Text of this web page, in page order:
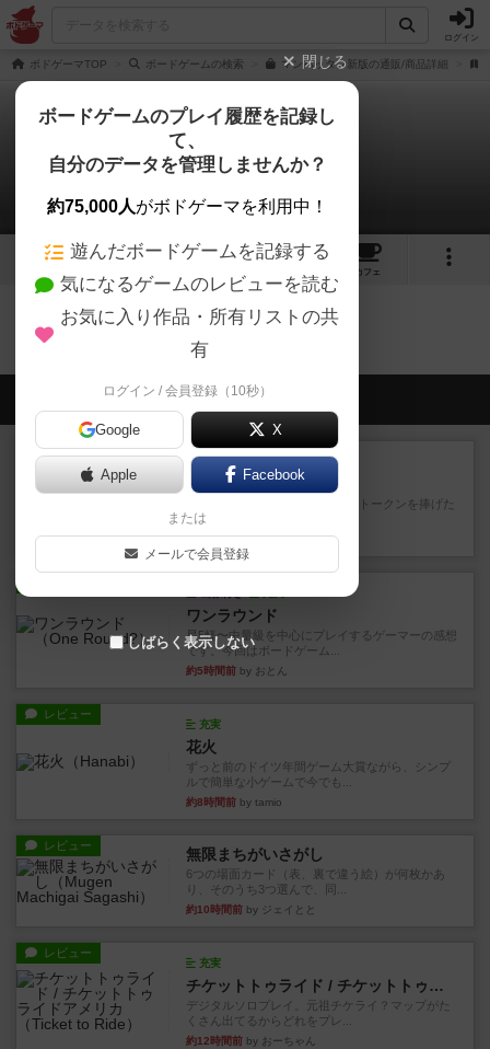
ログイン
ボドゲーマTOP ボードゲームの検索 マンハッタン新版の通販/商品詳細
マンハッタン
0件のリプレイ日記
16 3 22
カフェ
マンハッタンのトップに戻る
会員の新しい投稿
レビュー
宵と暁の呪文書
4/5点呪文を修得したり使い魔にトークンを捧げた
りして得点を増やしてい...
約1時間前by ワタル
ワンラウンド
星5軽〜中量級を中心にプレイするゲーマーの感想
です。今回はボードゲーム...
約5時間前 by おとん
レビュー
充実
花火
ずっと前のドイツ年間ゲーム大賞ながら、シンプ
ルで簡単な小ゲームで今でも...
約8時間前 by tamio
レビュー 無限まちがいさがし
6つの場面カード（表、裏で違う絵）が何枚かあ
り、そのうち3つ選んで、同...
約10時間前 by ジェイとと
レビュー
充実
チケットトゥライド / チケットトゥライドアメリカ
デジタルソロプレイ。元祖チケライ？マップがた
くさん出てるからどれをプレ...
約12時間前 by おーちゃん
閉じる
ボードゲームのプレイ履歴を記録し
て、
自分のデータを管理しませんか？
約75,000人がボドゲーマを利用中！
遊んだボードゲームを記録する
気になるゲームのレビューを読む
お気に入り作品・所有リストの共
有
ログイン / 会員登録（10秒）
Google X
Apple Facebook
または
メールで会員登録
しばらく表示しない